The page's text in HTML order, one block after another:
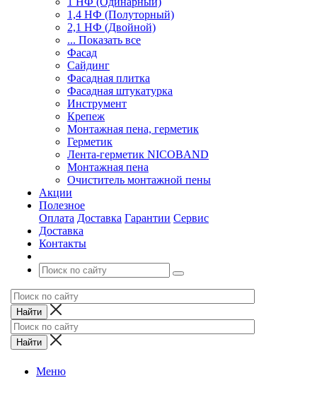
1,4 НФ (Полуторный)
2,1 НФ (Двойной)
... Показать все
Фасад
Сайдинг
Фасадная плитка
Фасадная штукатурка
Инструмент
Крепеж
Монтажная пена, герметик
Герметик
Лента-герметик NICOBAND
Монтажная пена
Очиститель монтажной пены
Акции
Полезное
Оплата Доставка Гарантии Сервис
Доставка
Контакты
Меню